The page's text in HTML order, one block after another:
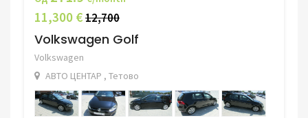
11,300 €12,700
Volkswagen Golf
Volkswagen
АВТО ЦЕНТАР , Тетово